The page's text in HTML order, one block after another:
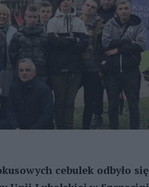
cebulek odbyło